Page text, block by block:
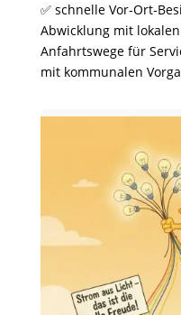
✅ schnelle
Abwicklung mit
Anfahrtswege für
mit kommunalen